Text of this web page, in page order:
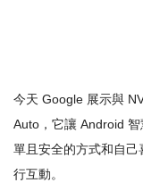
今天 Google 展示與
Auto，它讓 Android
單且安全的方式和自
行互動。